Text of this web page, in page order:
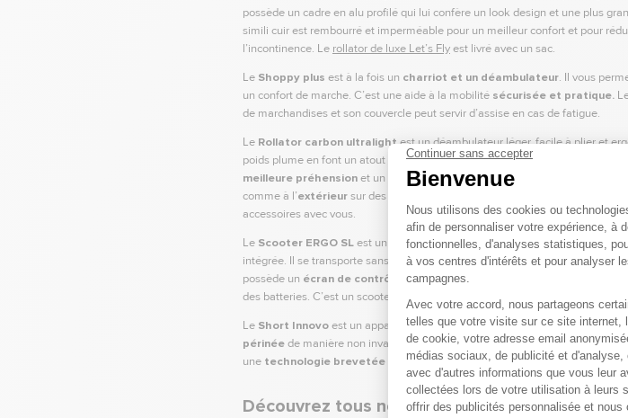
possède un cadre en alu profilé qui lui confère un look design et une plus
simili cuir est rembourré et imperméable pour un meilleur confort et pour
l’incontinence. Le rollator de luxe Let’s Flyest livré avec un sac.
Le Shoppy plus est à la fois un charriot et un déambulateur. Il vous
un confort de marche. C’est une aide à la mobilité sécurisée et pratique.
de marchandises et son couvercle peut servir d’assise en cas de fatigue.
Le Rollator carbon ultralight est un déambulateur léger, facile à plier et
poids plume en font un atout inégalable en toutes circonstances. Ses
meilleure préhensionet un accès au frein plus facile. Le
comme à l’extérieursur des terrains plats et/ou accidentés. Il est livré avec
accessoires avec vous.
Le Scooter ERGO SLest un scooter ultra léger, maniable et très compact. Il
intégrée. Il se transporte sans difficulté dans le coffre d’une voiture et
possède un écran de contrôle intégrédans le tableau de bord pour une
des batteries. C’est un scooter idéal pour les petits trajets du quotidien.
Le Short Innovoest un appareil d’électrostimulation périnéal à usage
périnéede manière non invasive et à domicile. Il consolide les muscles du
une technologie brevetée qui envoi des impulsions électriques par le
Découvrez tous nos conseils pour faire vos